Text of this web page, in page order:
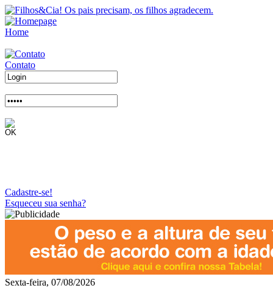
Home
Contato
Cadastre-se!
Esqueceu sua senha?
Sexta-feira, 07/08/2026